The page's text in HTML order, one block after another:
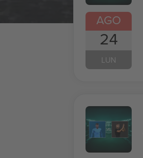
AGO
24
LUN